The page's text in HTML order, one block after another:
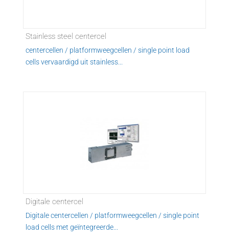
Stainless steel centercel
centercellen / platformweegcellen / single point load
cells vervaardigd uit stainless...
Digitale centercel
Digitale centercellen / platformweegcellen / single point
load cells met geïntegreerde...